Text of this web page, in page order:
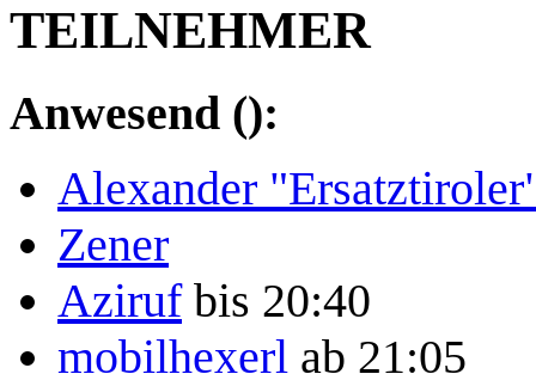
TEILNEHMER
Anwesend ():
Alexander
Zener
Azirufbis 20:40
mobilhexerl ab 21:05